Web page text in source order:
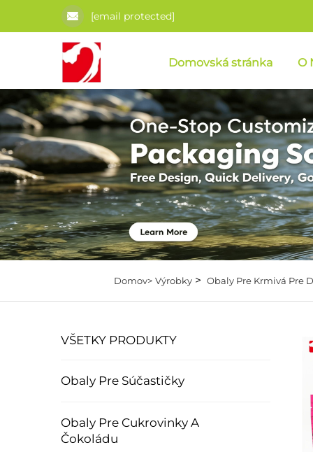
[email protected]
Domovská stránka O
Domov> Výrobky> Obaly Pre Krmivá Pre
VŠETKY PRODUKTY
Obaly Pre Súčastičky
Obaly Pre Cukrovinky A
Čokoládu